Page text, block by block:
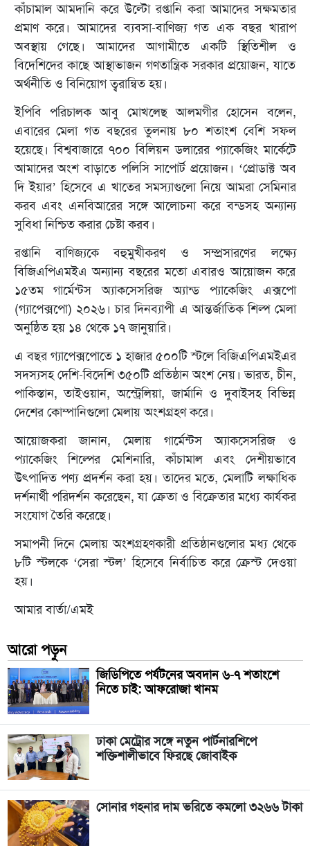
কাঁচামাল আমদানি করে উল্টো রপ্তানি করা আমাদের সক্ষমতার
প্রমাণ করে। আমাদের ব্যবসা-বাণিজ্য গত এক বছর খারাপ
অবস্থায় গেছে। আমাদের আগামীতে একটি স্থিতিশীল ও
বিদেশিদের কাছে আস্থাভাজন গণতান্ত্রিক সরকার প্রয়োজন, যাতে
অর্থনীতি ও বিনিয়োগ ত্বরান্বিত হয়।
ইপিবি পরিচালক আবু মোখলেছ আলমগীর হোসেন বলেন,
এবারের মেলা গত বছরের তুলনায় ৮০ শতাংশ বেশি সফল
হয়েছে। বিশ্ববাজারে ৭০০ বিলিয়ন ডলারের প্যাকেজিং মার্কেটে
আমাদের অংশ বাড়াতে পলিসি সাপোর্ট প্রয়োজন। ‘প্রোডাক্ট অব
দি ইয়ার’ হিসেবে এ খাতের সমস্যাগুলো নিয়ে আমরা সেমিনার
করব এবং এনবিআরের সঙ্গে আলোচনা করে বন্ডসহ অন্যান্য
সুবিধা নিশ্চিত করার চেষ্টা করব।
রপ্তানি বাণিজ্যকে বহুমুখীকরণ ও সম্প্রসারণের লক্ষ্যে
বিজিএপিএমইএ অন্যান্য বছরের মতো এবারও আয়োজন করে
১৫তম গার্মেন্টস অ্যাকসেসরিজ অ্যান্ড প্যাকেজিং এক্সপো
(গ্যাপেক্সপো) ২০২৬। চার দিনব্যাপী এ আন্তর্জাতিক শিল্প মেলা
অনুষ্ঠিত হয় ১৪ থেকে ১৭ জানুয়ারি।
এ বছর গ্যাপেক্সপোতে ১ হাজার ৫০০টি স্টলে বিজিএপিএমইএর
সদস্যসহ দেশি-বিদেশি ৩৫০টি প্রতিষ্ঠান অংশ নেয়। ভারত, চীন,
পাকিস্তান, তাইওয়ান, অস্ট্রেলিয়া, জার্মানি ও দুবাইসহ বিভিন্ন
দেশের কোম্পানিগুলো মেলায় অংশগ্রহণ করে।
আয়োজকরা জানান, মেলায় গার্মেন্টস অ্যাকসেসরিজ ও
প্যাকেজিং শিল্পের মেশিনারি, কাঁচামাল এবং দেশীয়ভাবে
উৎপাদিত পণ্য প্রদর্শন করা হয়। তাদের মতে, মেলাটি লক্ষাধিক
দর্শনার্থী পরিদর্শন করেছেন, যা ক্রেতা ও বিক্রেতার মধ্যে কার্যকর
সংযোগ তৈরি করেছে।
সমাপনী দিনে মেলায় অংশগ্রহণকারী প্রতিষ্ঠানগুলোর মধ্য থেকে
৮টি স্টলকে ‘সেরা স্টল’ হিসেবে নির্বাচিত করে ক্রেস্ট দেওয়া
হয়।
আমার বার্তা/এমই
আরো পড়ুন
জিডিপিতে পর্যটনের অবদান ৬-৭ শতাংশে
নিতে চাই: আফরোজা খানম
ঢাকা মেট্রোর সঙ্গে নতুন পার্টনারশিপে
শক্তিশালীভাবে ফিরছে জোবাইক
সোনার গহনার দাম ভরিতে কমলো ৩২৬৬ টাকা